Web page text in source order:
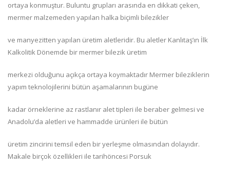
ortaya konmuştur. Buluntu grupları arasında en dikkati çeken,
mermer malzemeden yapılan halka biçimli bilezikler
ve manyezitten yapılan üretim aletleridir. Bu aletler Kanlıtaş’ın İlk
Kalkolitik Dönemde bir mermer bilezik üretim
merkezi olduğunu açıkça ortaya koymaktadır Mermer bileziklerin
yapım teknolojilerini bütün aşamalarının bugüne
kadar örneklerine az rastlanır alet tipleri ile beraber gelmesi ve
Anadolu’da aletleri ve hammadde ürünleri ile bütün
üretim zincirini temsil eden bir yerleşme olmasından dolayıdır.
Makale birçok özellikleri ile tarihöncesi Porsuk